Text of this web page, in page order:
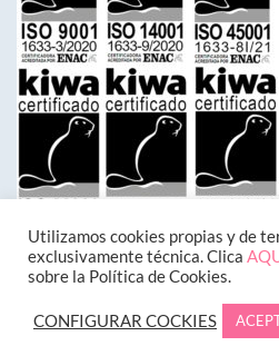
Designed by
Utilizamos cookies propias y de
exclusivamente técnica. Clica
sobre la Política de Cookies.
CONFIGURAR COCKIES